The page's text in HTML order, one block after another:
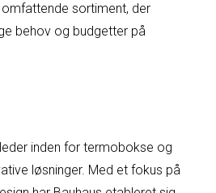
sortiment, der
behov og budgetter på
inden for termobokse og
løsninger. Med et fokus på